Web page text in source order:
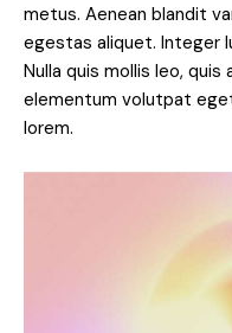
metus. Aenean blandit
egestas aliquet. Integer
Nulla quis mollis leo,
elementum volutpat
lorem.